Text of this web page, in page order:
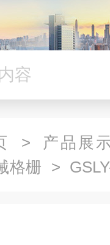
> 产品展
格栅 >